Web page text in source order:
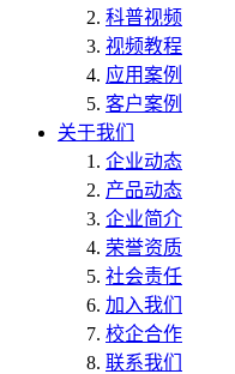
科普视频
视频教程
应用案例
客户案例
关于我们
企业动态
产品动态
企业简介
荣誉资质
社会责任
加入我们
校企合作
联系我们